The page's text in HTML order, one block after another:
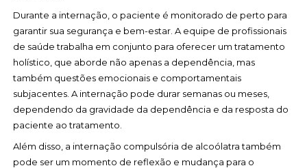
Durante a internação, o paciente é monitorado de perto para
garantir sua segurança e bem-estar. A equipe de profissionais
de saúde trabalha em conjunto para oferecer um tratamento
holístico, que aborde não apenas a dependência, mas
também questões emocionais e comportamentais
subjacentes. A internação pode durar semanas ou meses,
dependendo da gravidade da dependência e da resposta do
paciente ao tratamento.
Além disso, a internação compulsória de alcoólatra também
pode ser um momento de reflexão e mudança para o